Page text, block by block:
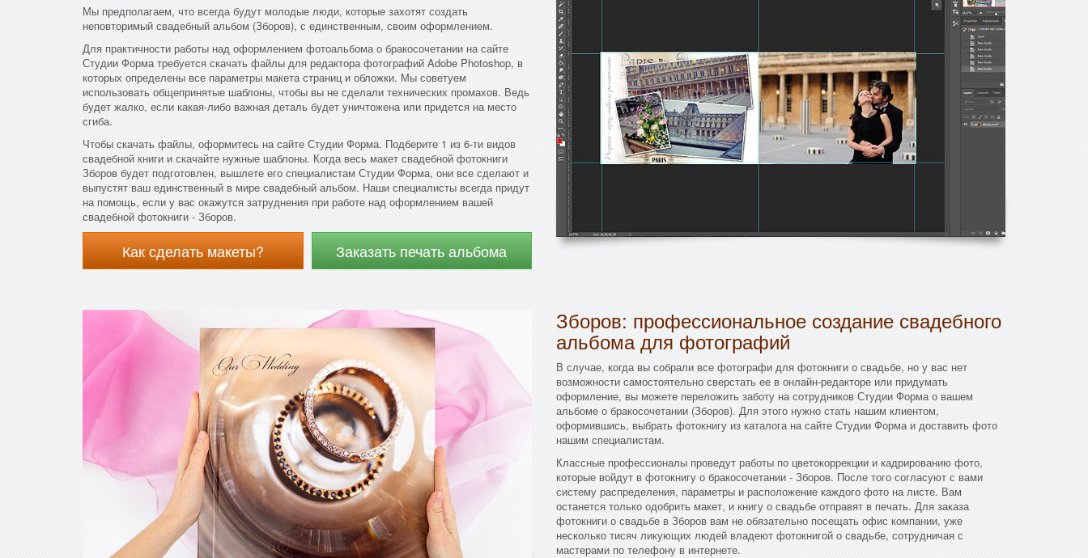
Мы предполагаем, что всегда будут молодые люди, которые захотят создать
неповторимый свадебный альбом (Зборов), с единственным, своим оформлением.
Для практичности работы над оформлением фотоальбома о бракосочетании на сайте
Студии Форма требуется скачать файлы для редактора фотографий Adobe Photoshop, в
которых определены все параметры макета страниц и обложки. Мы советуем
использовать общепринятые шаблоны, чтобы вы не сделали технических промахов. Ведь
будет жалко, если какая-либо важная деталь будет уничтожена или придется на место
сгиба.
Чтобы скачать файлы, оформитесь на сайте Студии Форма. Подберите 1 из 6-ти видов
свадебной книги и скачайте нужные шаблоны. Когда весь макет свадебной фотокниги
Зборов будет подготовлен, вышлете его специалистам Студии Форма, они все сделают и
выпустят ваш единственный в мире свадебный альбом. Наши специалисты всегда придут
на помощь, если у вас окажутся затруднения при работе над оформлением вашей
свадебной фотокниги - Зборов.
Как сделать макеты? Заказать печать альбома
Зборов: профессиональное создание свадебного
альбома для фотографий
В случае, когда вы собрали все фотографи для фотокниги о свадьбе, но у вас нет
возможности самостоятельно сверстать ее в онлайн-редакторе или придумать
оформление, вы можете переложить заботу на сотрудников Студии Форма о вашем
альбоме о бракосочетании (Зборов). Для этого нужно стать нашим клиентом,
оформившись, выбрать фотокнигу из каталога на сайте Студии Форма и доставить фото
нашим специалистам.
Классные профессионалы проведут работы по цветокоррекции и кадрированию фото,
которые войдут в фотокнигу о бракосочетании - Зборов. После того согласуют с вами
систему распределения, параметры и расположение каждого фото на листе. Вам
останется только одобрить макет, и книгу о свадьбе отправят в печать. Для заказа
фотокниги о свадьбе в Зборов вам не обязательно посещать офис компании, уже
несколько тисяч ликующих людей владеют фотокнигой о свадьбе, сотрудничая с
мастерами по телефону в интернете.